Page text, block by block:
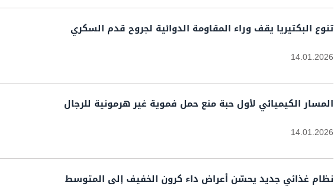
تنوع البكتيريا يقف وراء المقاومة الدوائية لجروح قدم السكري
14.01.2026
المسار الكيميائي لأول حبة منع حمل فموية غير هرمونية للرجال
14.01.2026
نظام غذائي جديد يحسّن أعراض داء كرون الخفيف إلى المتوسط